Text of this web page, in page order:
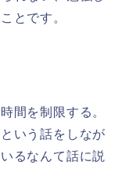
とです。
間を制限する。
いう話をしなが
るなんて話に説